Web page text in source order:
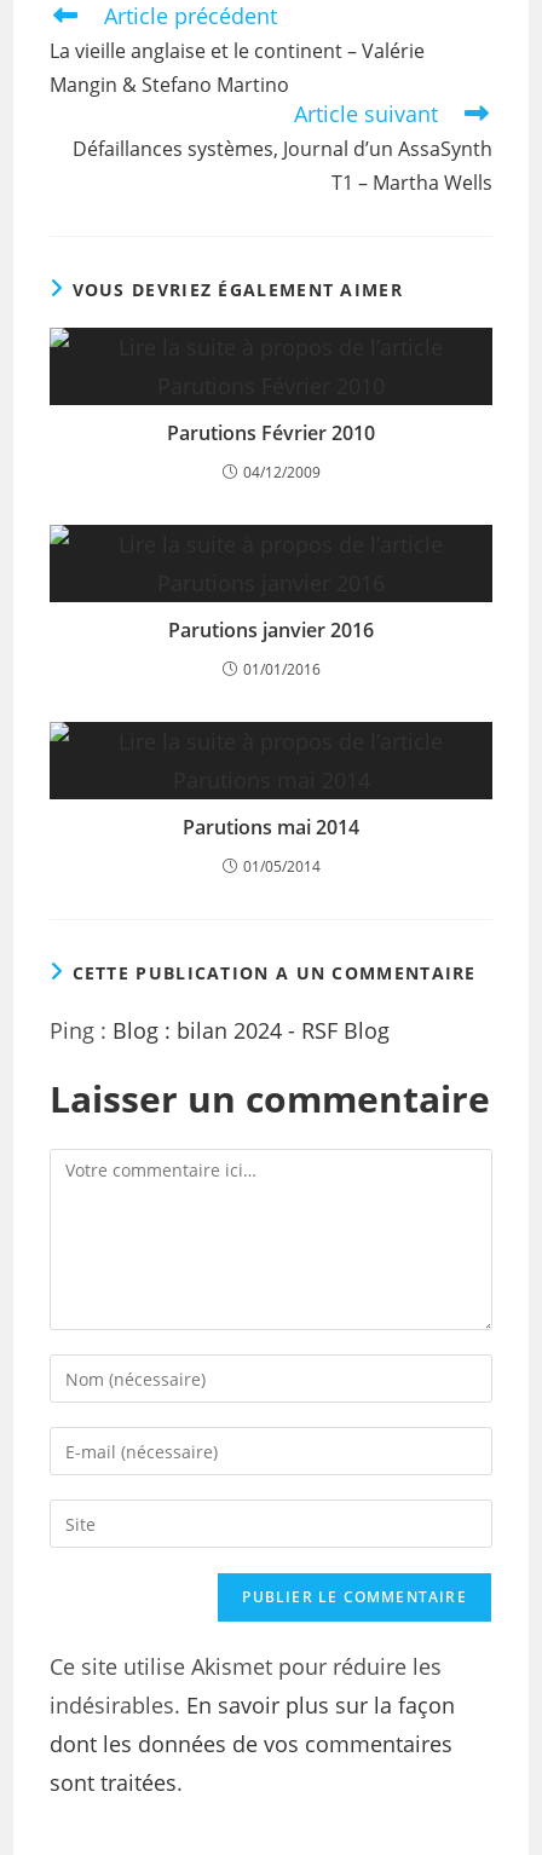
Article précédent
La vieille anglaise et le continent – Valérie
Mangin & Stefano Martino
Article suivant
Défaillances systèmes, Journal d’un AssaSynth
T1 – Martha Wells
VOUS DEVRIEZ ÉGALEMENT AIMER
Parutions Février 2010
04/12/2009
Parutions janvier 2016
01/01/2016
Parutions mai 2014
01/05/2014
CETTE PUBLICATION A UN COMMENTAIRE
Ping : Blog : bilan 2024 - RSF Blog
Laisser un commentaire
Ce site utilise Akismet pour réduire les
indésirables. En savoir plus sur la façon
dont les données de vos commentaires
sont traitées.